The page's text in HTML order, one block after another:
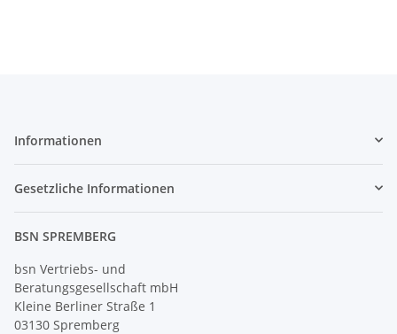
Informationen
Gesetzliche Informationen
BSN SPREMBERG
bsn Vertriebs- und
Beratungsgesellschaft mbH
Kleine Berliner Straße 1
03130 Spremberg